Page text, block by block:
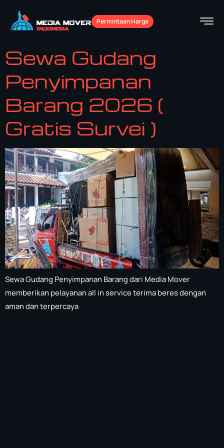
Permintaan Harga
Sewa Gudang
Penyimpanan
Barang 2026 (
Gratis Survei )
Sewa Gudang Penyimpanan Barang dari Media Mover
memberikan pelayanan all in service terima beres dengan
aman dan terpercaya